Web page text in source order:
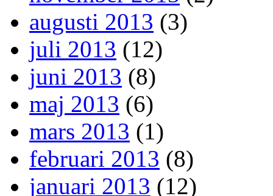
augusti 2013 (3)
juli 2013 (12)
juni 2013 (8)
maj 2013 (6)
mars 2013 (1)
februari 2013 (8)
januari 2013 (12)